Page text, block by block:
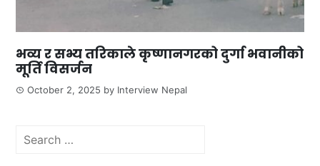
भव्य र सभ्य तरिकाले कृष्णानगरको दुर्गा भवानीको
मूर्ति विसर्जन
October 2, 2025 by Interview Nepal
Search